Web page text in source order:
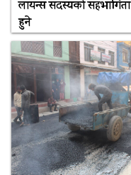
लायन्स सदस्यको सहभागिता
हुने